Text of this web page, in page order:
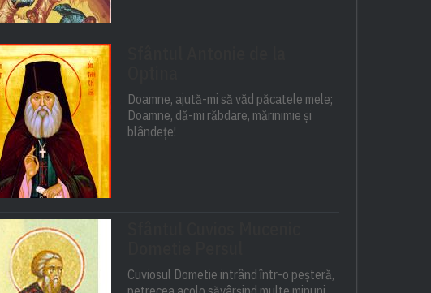
Doamne, ajută-mi să văd păcatele mele;
Doamne, dă-mi răbdare, mărinimie şi
blândeţe!
Cuviosul Dometie intrând într-o peșteră,